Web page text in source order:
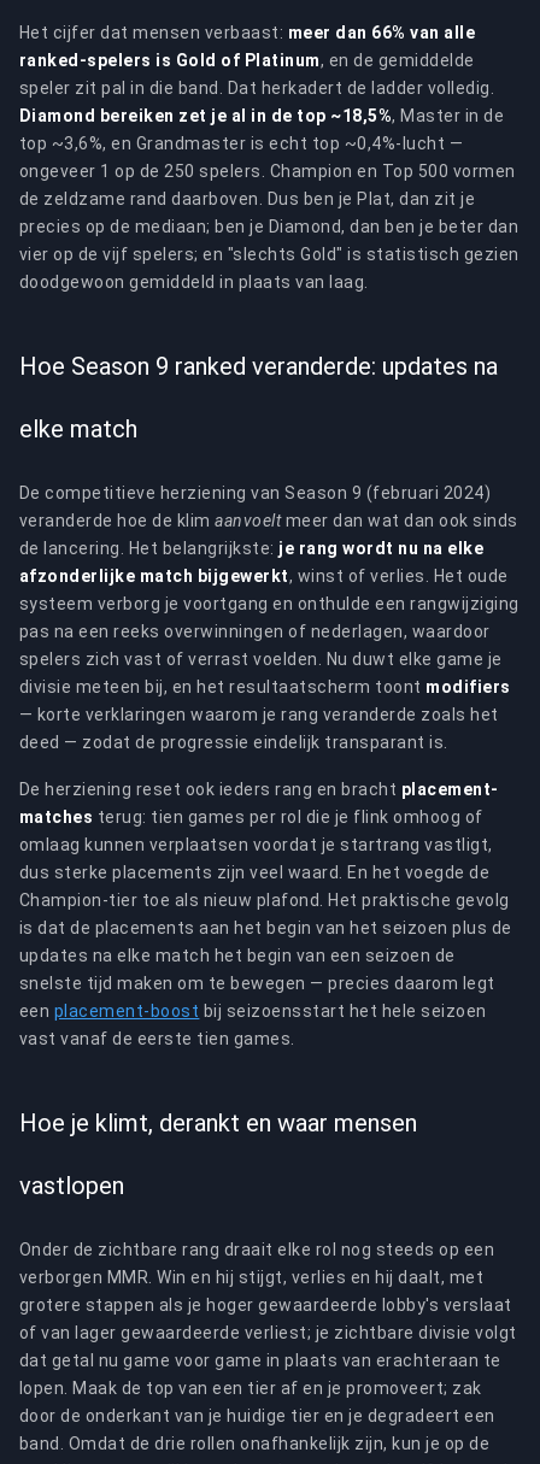
Het cijfer dat mensen verbaast: meer dan 66% van alle
ranked-spelers is Gold of Platinum, en de gemiddelde
speler zit pal in die band. Dat herkadert de ladder volledig.
Diamond bereiken zet je al in de top ~18,5%, Master in de
top ~3,6%, en Grandmaster is echt top ~0,4%-lucht —
ongeveer 1 op de 250 spelers. Champion en Top 500 vormen
de zeldzame rand daarboven. Dus ben je Plat, dan zit je
precies op de mediaan; ben je Diamond, dan ben je beter dan
vier op de vijf spelers; en "slechts Gold" is statistisch gezien
doodgewoon gemiddeld in plaats van laag.
Hoe Season 9 ranked veranderde: updates na
elke match
De competitieve herziening van Season 9 (februari 2024)
veranderde hoe de klimaanvoeltmeer dan wat dan ook sinds
de lancering. Het belangrijkste: je rang wordt nu na elke
afzonderlijke match bijgewerkt, winst of verlies. Het oude
systeem verborg je voortgang en onthulde een rangwijziging
pas na een reeks overwinningen of nederlagen, waardoor
spelers zich vast of verrast voelden. Nu duwt elke game je
divisie meteen bij, en het resultaatscherm toont modifiers
— korte verklaringen waarom je rang veranderde zoals het
deed — zodat de progressie eindelijk transparant is.
De herziening reset ook ieders rang en bracht placement-
matches terug: tien games per rol die je flink omhoog of
omlaag kunnen verplaatsen voordat je startrang vastligt,
dus sterke placements zijn veel waard. En het voegde de
Champion-tier toe als nieuw plafond. Het praktische gevolg
is dat de placements aan het begin van het seizoen plus de
updates na elke match het begin van een seizoen de
snelste tijd maken om te bewegen — precies daarom legt
een placement-boost bij seizoensstart het hele seizoen
vast vanaf de eerste tien games.
Hoe je klimt, derankt en waar mensen
vastlopen
Onder de zichtbare rang draait elke rol nog steeds op een
verborgen MMR. Win en hij stijgt, verlies en hij daalt, met
grotere stappen als je hoger gewaardeerde lobby's verslaat
of van lager gewaardeerde verliest; je zichtbare divisie volgt
dat getal nu game voor game in plaats van erachteraan te
lopen. Maak de top van een tier af en je promoveert; zak
door de onderkant van je huidige tier en je degradeert een
band. Omdat de drie rollen onafhankelijk zijn, kun je op de